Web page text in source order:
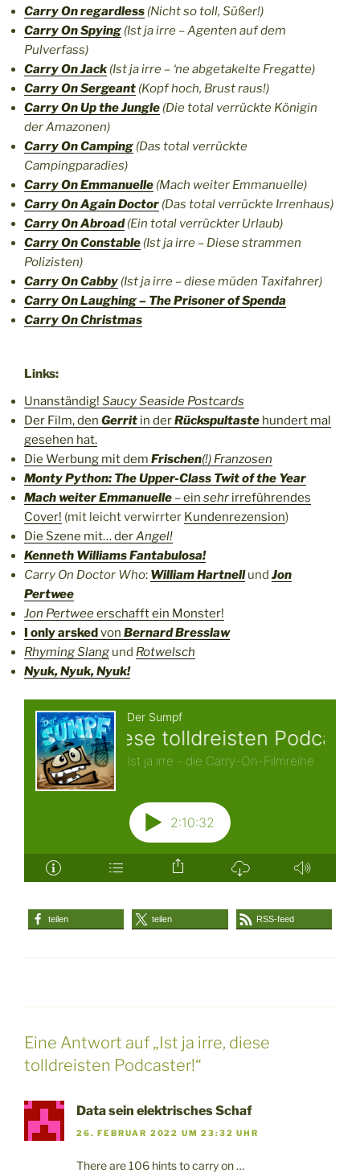
Carry On regardless (Nicht so toll, Süßer!)
Carry On Spying (Ist ja irre – Agenten auf dem
Pulverfass)
Carry On Jack (Ist ja irre – ‘ne abgetakelte Fregatte)
Carry On Sergeant (Kopf hoch, Brust raus!)
Carry On Up the Jungle (Die total verrückte Königin
der Amazonen)
Carry On Camping (Das total verrückte
Campingparadies)
Carry On Emmanuelle (Mach weiter Emmanuelle)
Carry On Again Doctor (Das total verrückte Irrenhaus)
Carry On Abroad(Ein total verrückter Urlaub)
Carry On Constable (Ist ja irre – Diese strammen
Polizisten)
Carry On Cabby (Ist ja irre – diese müden Taxifahrer)
Carry On Laughing – The Prisoner of Spenda
Carry On Christmas
Links:
Unanständig! Saucy Seaside Postcards
Der Film, den Gerrit in derRückspultaste hundert mal
gesehen hat.
Die Werbung mit dem Frischen(!) Franzosen
Monty Python: The Upper-Class Twit of the Year
Mach weiter Emmanuelle – ein sehr irreführendes
Cover! (mit leicht verwirrter Kundenrezension)
Die Szene mit… derAngel!
Kenneth Williams Fantabulosa!
Carry On Doctor Who: William Hartnellund Jon
Pertwee
Jon Pertweeerschafft ein Monster!
I only arskedvon Bernard Bresslaw
Rhyming Slang und Rotwelsch
Nyuk, Nyuk, Nyuk!
teilen teilen RSS-feed
Eine Antwort auf „Ist ja irre, diese
tolldreisten Podcaster!“
Data sein elektrisches Schaf
26. FEBRUAR 2022 UM 23:32 UHR
There are 106 hints to carry on …